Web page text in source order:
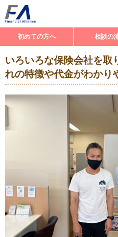
初めての方へ 相談の
いろいろな保険会社を取
れの特徴や代金がわかり